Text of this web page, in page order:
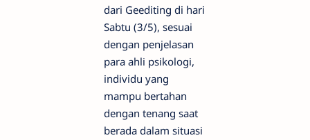
dari Geediting di hari
Sabtu (3/5), sesuai
dengan penjelasan
para ahli psikologi,
individu yang
mampu bertahan
dengan tenang saat
berada dalam situasi